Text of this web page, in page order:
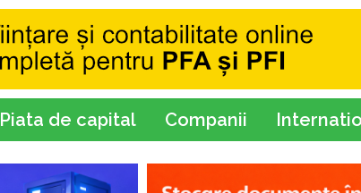
Piata de capital Companii